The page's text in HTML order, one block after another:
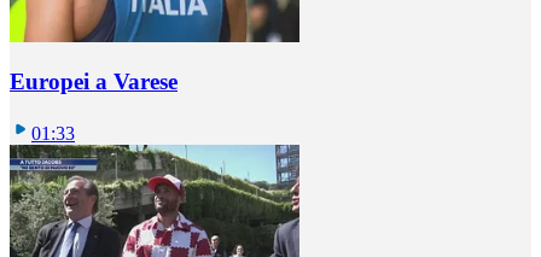
Europei a Varese
01:33